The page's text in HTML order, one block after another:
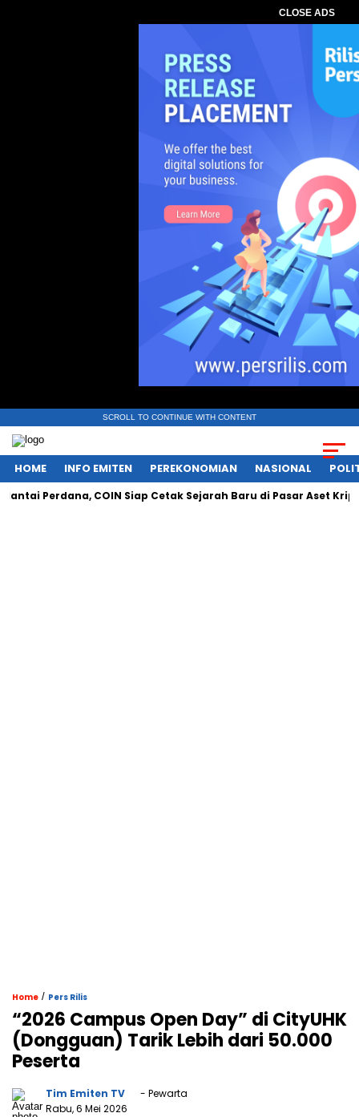
CLOSE ADS
SCROLL TO CONTINUE WITH CONTENT
HOME INFO EMITEN PEREKONOMIAN NASIONAL
Perdana, COIN Siap Cetak Sejarah Baru di Pasar Aset Kripto
Home / Pers Rilis
“2026 Campus Open Day” di CityUHK
(Dongguan) Tarik Lebih dari 50.000
Peserta
Tim Emiten TV
- Pewarta
Rabu, 6 Mei 2026